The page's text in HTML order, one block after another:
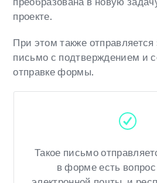
проекте.
При этом также отправляется
письмо с подтверждением и
отправке формы.
Такое письмо
в форме есть